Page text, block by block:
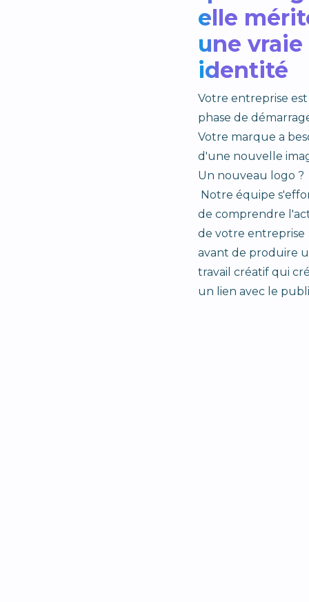
elle
une vraie
identité
Votre entreprise
phase de
Votre marque a
d'une nouvelle
Un nouveau logo ?
Notre équipe
de comprendre
de votre entreprise
avant de produire
travail créatif qui
un lien avec le